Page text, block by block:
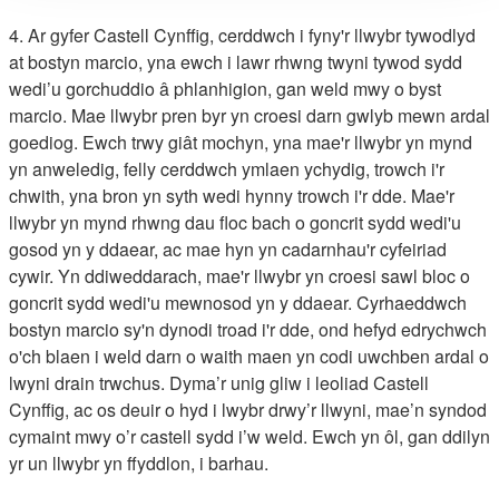
4. Ar gyfer Castell Cynffig, cerddwch i fyny'r llwybr tywodlyd
at bostyn marcio, yna ewch i lawr rhwng twyni tywod sydd
wedi’u gorchuddio â phlanhigion, gan weld mwy o byst
marcio. Mae llwybr pren byr yn croesi darn gwlyb mewn ardal
goediog. Ewch trwy giât mochyn, yna mae'r llwybr yn mynd
yn anweledig, felly cerddwch ymlaen ychydig, trowch i'r
chwith, yna bron yn syth wedi hynny trowch i'r dde. Mae'r
llwybr yn mynd rhwng dau floc bach o goncrit sydd wedi'u
gosod yn y ddaear, ac mae hyn yn cadarnhau'r cyfeiriad
cywir. Yn ddiweddarach, mae'r llwybr yn croesi sawl bloc o
goncrit sydd wedi'u mewnosod yn y ddaear. Cyrhaeddwch
bostyn marcio sy'n dynodi troad i'r dde, ond hefyd edrychwch
o'ch blaen i weld darn o waith maen yn codi uwchben ardal o
lwyni drain trwchus. Dyma’r unig gliw i leoliad Castell
Cynffig, ac os deuir o hyd i lwybr drwy’r llwyni, mae’n syndod
cymaint mwy o’r castell sydd i’w weld. Ewch yn ôl, gan ddilyn
yr un llwybr yn ffyddlon, i barhau.